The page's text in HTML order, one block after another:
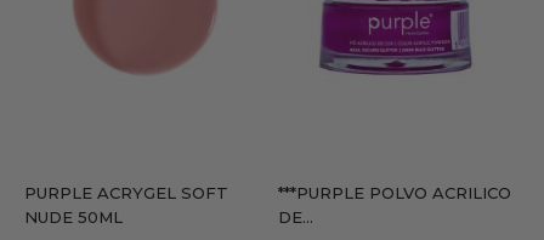
PURPLE ACRYGEL SOFT
NUDE 50ML
***PURPLE POLVO ACRILICO
DE...